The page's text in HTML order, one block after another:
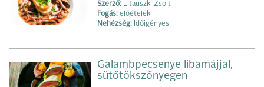
Szerző: Litauszki Zsolt
Fogás: előételek
Nehézség: Időigényes
Galambpecsenye libamájjal,
sütőtökszőnyegen